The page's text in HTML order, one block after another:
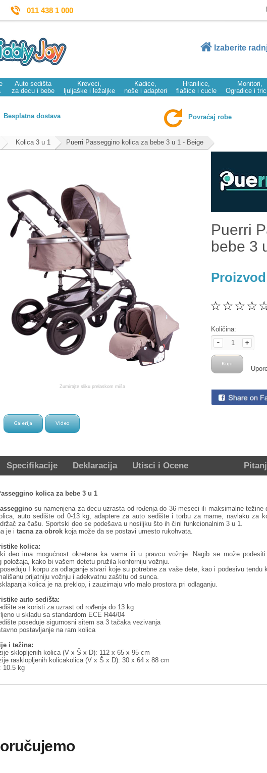
011 438 1 000
Izaberite
Auto sedišta
za decu i bebe
Kreveci,
ljuljaške i ležaljke
Kadice,
noše i adapteri
Hranilice,
flašice i cucle
Monitori,
Ogradice i
Besplatna dostava Povraćaj robe
Kolica 3 u 1 Puerri Passeggino kolica za bebe 3 u 1 - Beige
Puerri
bebe 3
☆
☆
☆
☆
Količina:
Specifikacije Deklaracija Utisci i Ocene
kolica za bebe 3 u 1
su namenjena za decu uzrasta od rođenja do 36 meseci ili maksimalne težine
auto sedište od 0-13 kg, adaptere za auto sedište i torbu za mame, navlaku za
za čašu. Sportski deo se podešava u nosiljku što ih čini funkcionalnim 3 u 1.
je i tacna za obrokkoja može da se postavi umesto rukohvata.
kolica:
deo ima mogućnost okretana ka vama ili u pravcu vožnje. Nagib se može
položaja, kako bi vašem detetu pružila konforniju vožnju.
I korpu za odlaganje stvari koje su potrebne za vaše dete, kao i podesivu tendu
prijatniju vožnju i adekvatnu zaštitu od sunca.
kolica je na preklop, i zauzimaju vrlo malo prostora pri odlaganju.
auto sedišta:
se koristi za uzrast od rođenja do 13 kg
u skladu sa standardom ECE R44/04
poseduje sigurnosni sitem sa 3 tačaka vezivanja
postavljanje na ram kolica
i težina:
sklopljenih kolica (V x Š x D): 112 x 65 x 95 cm
rasklopljenih kolicakolica (V x Š x D): 30 x 64 x 88 cm
10.5 kg